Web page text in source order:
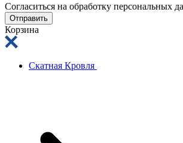
Cогласиться на обработку персональных
Отправить
Корзина
Скатная Кровля